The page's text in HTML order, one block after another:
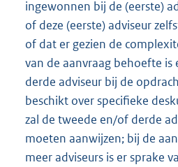
ingewonnen bij de (eerste)
of deze (eerste) adviseur
of dat er gezien de
van de aanvraag behoefte
derde adviseur bij de
beschikt over specifieke
zal de tweede en/of derde
moeten aanwijzen; bij de
meer adviseurs is er sprake